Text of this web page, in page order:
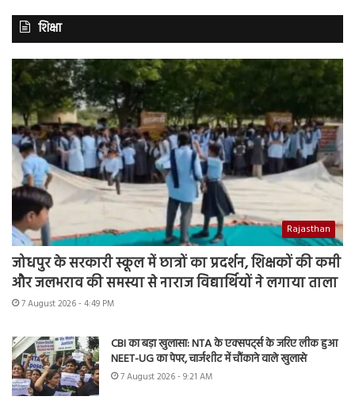
शिक्षा
Rajasthan
जोधपुर के सरकारी स्कूल में छात्रों का प्रदर्शन, शिक्षकों की कमी
और जलभराव की समस्या से नाराज विद्यार्थियों ने लगाया ताला
7 August 2026 - 4:49 PM
CBI का बड़ा खुलासा: NTA के एक्सपर्ट्स के जरिए लीक हुआ
NEET-UG का पेपर, चार्जशीट में चौंकाने वाले खुलासे
7 August 2026 - 9:21 AM